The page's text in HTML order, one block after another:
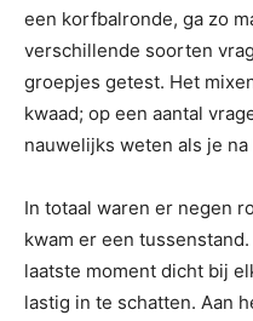
een korfbalronde, ga zo
verschillende soorten
groepjes getest. Het
kwaad; op een aantal
nauwelijks weten als je
In totaal waren er negen
kwam er een
laatste moment dicht bij
lastig in te schatten. Aan